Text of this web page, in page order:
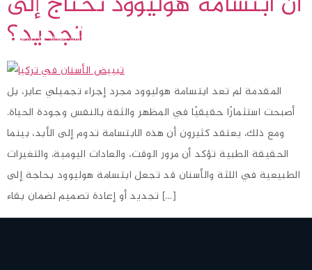
تجديد؟
المقدمة لم تعد ابتسامة هوليوود مجرد إجراء تجميلي عابر، بل
أصبحت استثمارًا حقيقيًا في المظهر والثقة بالنفس وجودة الحياة.
ومع ذلك، يعتقد كثيرون أن هذه الابتسامة تدوم إلى الأبد، بينما
الحقيقة الطبية تؤكد أن مرور الوقت، والعادات اليومية، والتغيرات
الطبيعية في اللثة والأسنان قد تجعل ابتسامة هوليوود بحاجة إلى
تجديد أو إعادة تصميم لضمان بقاء […]